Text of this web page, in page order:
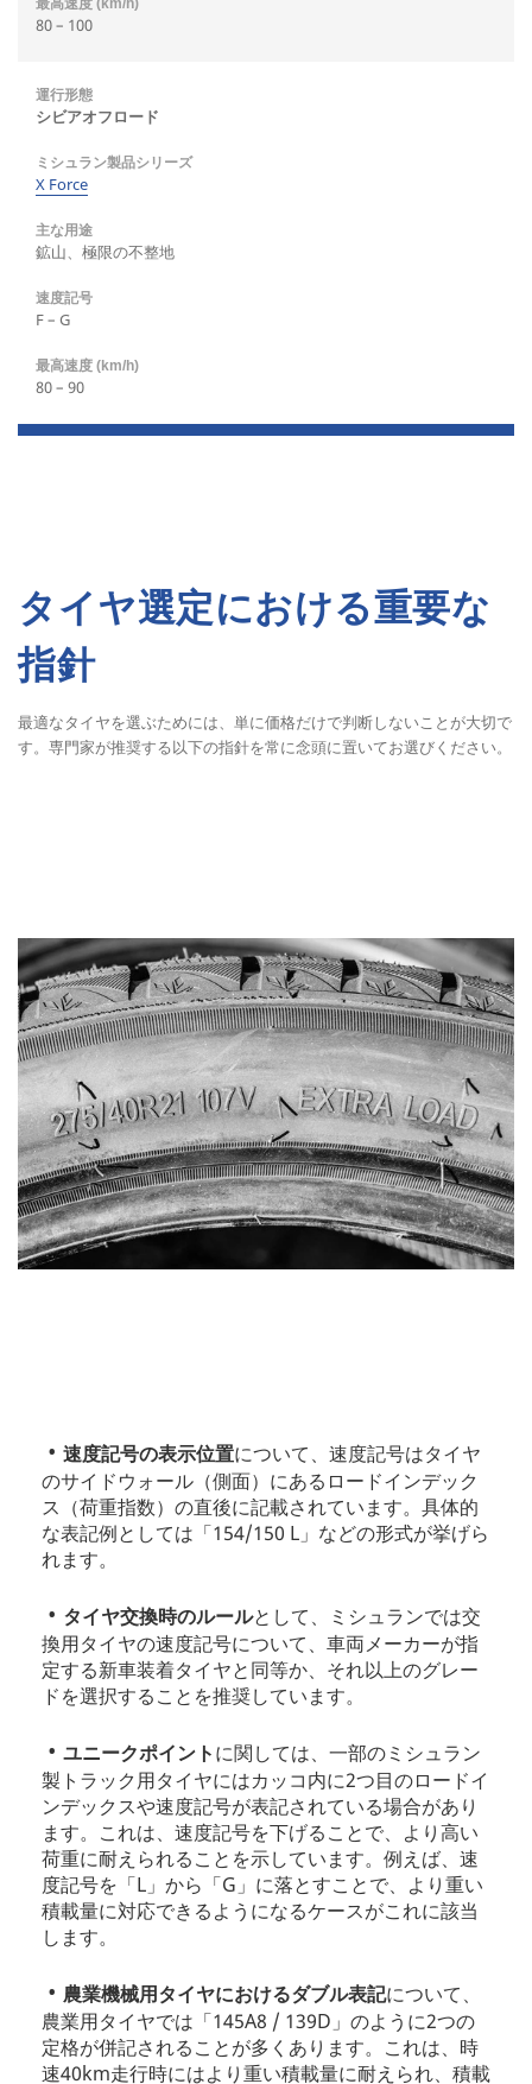
80 – 100
シビアオフロード
X Force
鉱山、極限の不整地
F – G
80 – 90
タイヤ選定における重要な
指針
最適なタイヤを選ぶためには、単に価格だけで判断しないことが大切で
す。専門家が推奨する以下の指針を常に念頭に置いてお選びください。
速度記号の表示位置について、速度記号はタイヤ
のサイドウォール（側面）にあるロードインデック
ス（荷重指数）の直後に記載されています。具体的
な表記例としては「154/150 L」などの形式が挙げら
れます。
タイヤ交換時のルールとして、ミシュランでは交
換用タイヤの速度記号について、車両メーカーが指
定する新車装着タイヤと同等か、それ以上のグレー
ドを選択することを推奨しています。
ユニークポイントに関しては、一部のミシュラン
製トラック用タイヤにはカッコ内に2つ目のロードイ
ンデックスや速度記号が表記されている場合があり
ます。これは、速度記号を下げることで、より高い
荷重に耐えられることを示しています。例えば、速
度記号を「L」から「G」に落とすことで、より重い
積載量に対応できるようになるケースがこれに該当
します。
農業機械用タイヤにおけるダブル表記について、
農業用タイヤでは「145A8 / 139D」のように2つの
定格が併記されることが多くあります。これは、時
速40km走行時にはより重い積載量に耐えられ、積載